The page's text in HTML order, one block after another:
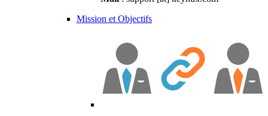
Mission et Objectifs